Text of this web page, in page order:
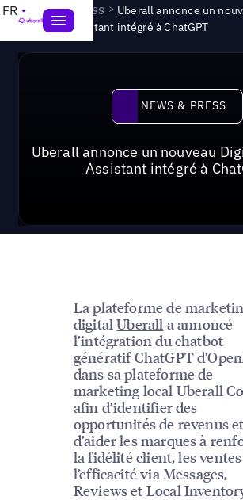
FR News & Press > Uberall annonce un
Revenue Assistant intégré à ChatGPT
News &
NEWS & PRESS
Uberall annonce un nouveau
Assistant intégré à
La plateforme de
digitalUberall a annoncé
l’intégration du chatbot
génératif ChatGPT
dans sa plateforme de
marketing local Uberall
afin d’identifier des
opportunités de revenus et
d’aider les marques à
la fidélité client, les
l’efficacité via Messages,
Reviews et Local